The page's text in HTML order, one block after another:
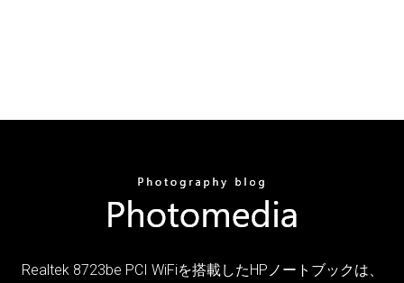
Realtek 8723be PCI WiFiを搭載したHPノートブックは、